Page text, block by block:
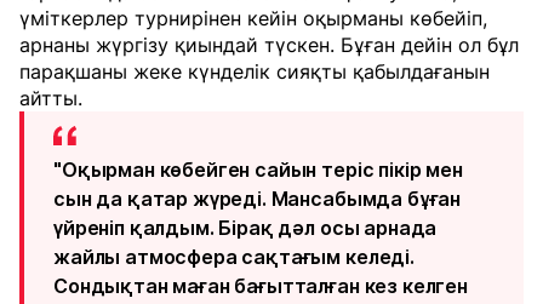
үміткерлер турнирінен кейін оқырманы көбейіп,
арнаны жүргізу қиындай түскен. Бұған дейін ол бұл
парақшаны жеке күнделік сияқты қабылдағанын
айтты.
"Оқырман көбейген сайын теріс пікір мен
сын да қатар жүреді. Мансабымда бұған
үйреніп қалдым. Бірақ дәл осы арнада
жайлы атмосфера сақтағым келеді.
Сондықтан маған бағытталған кез келген